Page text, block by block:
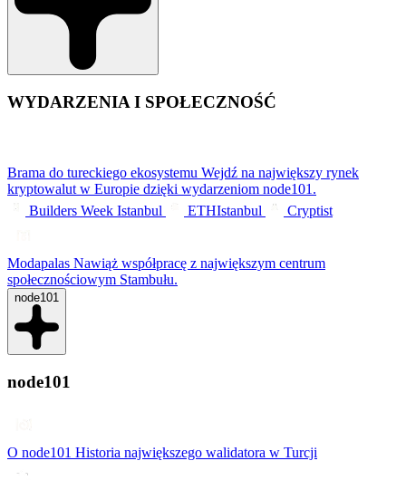
WYDARZENIA I SPOŁECZNOŚĆ
Brama do tureckiego ekosystemu Wejdź na największy rynek
kryptowalut w Europie dzięki wydarzeniom node101.
Builders Week Istanbul
ETHIstanbul Cryptist
Modapalas Nawiąż współpracę z największym centrum
społecznościowym Stambułu.
node101
node101
O node101 Historia największego walidatora w Turcji